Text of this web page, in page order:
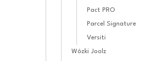
Pact PRO
Parcel Signature
Versiti
Wózki Joolz